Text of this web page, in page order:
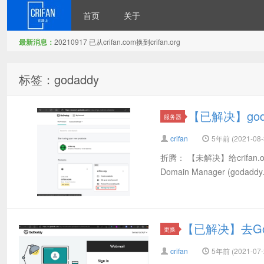
首页 关于
最新消息： 20210917 已从crifan.com换到crifan.org
标签：godaddy
服务器 【已解决】
crifan 5年前 (2021-
折腾： 【未解决】给
Domain Manager
更换 【已解决】去
crifan 5年前 (2021-